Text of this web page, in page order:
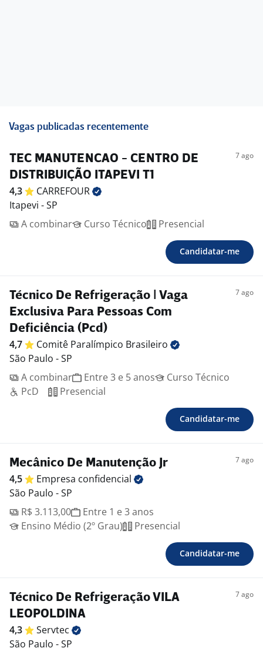
Vagas publicadas recentemente
TEC MANUTENCAO - CENTRO DE
DISTRIBUIÇÃO ITAPEVI T1
7 ago
4,3
CARREFOUR
Itapevi - SP
A combinar
Curso Técnico Presencial
Candidatar-me
Técnico De Refrigeração | Vaga
Exclusiva Para Pessoas Com
Deficiência (Pcd)
7 ago
4,7 Comitê Paralímpico Brasileiro
São Paulo - SP
A combinar
Entre 3 e 5 anos
Curso Técnico
PcD
Presencial
Candidatar-me
Mecânico De Manutenção Jr 7 ago
4,5 Empresa confidencial
São Paulo - SP
R$ 3.113,00
Entre 1 e 3 anos
Ensino Médio (2º Grau)
Presencial
Candidatar-me
Técnico De Refrigeração VILA
LEOPOLDINA
7 ago
4,3
Servtec
São Paulo - SP